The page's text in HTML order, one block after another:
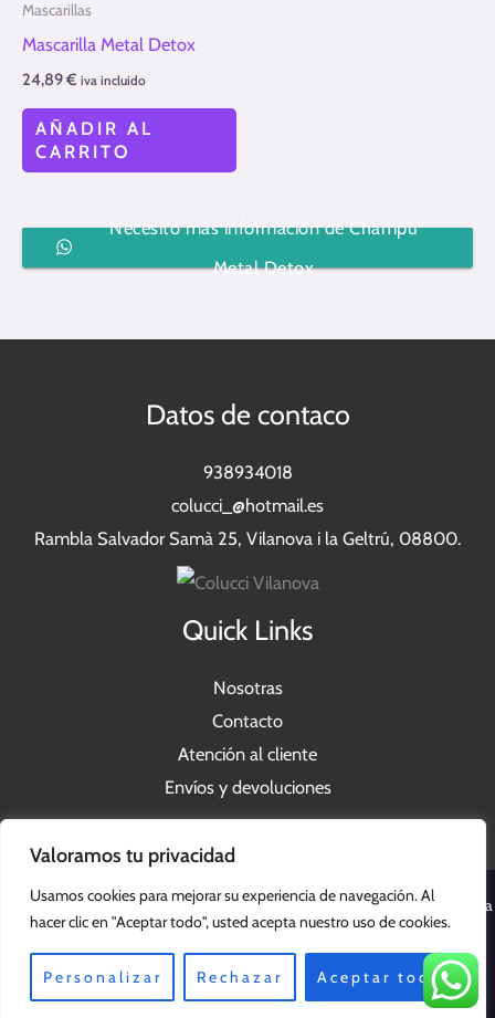
Valoramos tu privacidad
Usamos cookies para mejorar su experiencia de navegación. Al
hacer clic en "Aceptar todo", usted acepta nuestro uso de cookies.
Personalizar Rechazar Aceptar todo
Mascarillas
Mascarilla Metal Detox
24,89€ iva incluido
AÑADIR AL
CARRITO
Necesito más información de Champú
Metal Detox
Datos de contaco
938934018
colucci_@hotmail.es
Rambla Salvador Samà 25, Vilanova i la Geltrú, 08800.
Quick Links
Nosotras
Contacto
Atención al cliente
Envíos y devoluciones
Copyright © 2026 Colucci Vilanova | Powered by Colucci Vilanova | Vilanova
i la Geltrú